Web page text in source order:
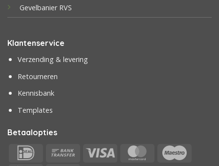
Gevelbanier RVS
Klantenservice
Verzending & levering
Retourneren
Kennisbank
Templates
Betaalopties
IDeal
Bank
Visa MasterCard